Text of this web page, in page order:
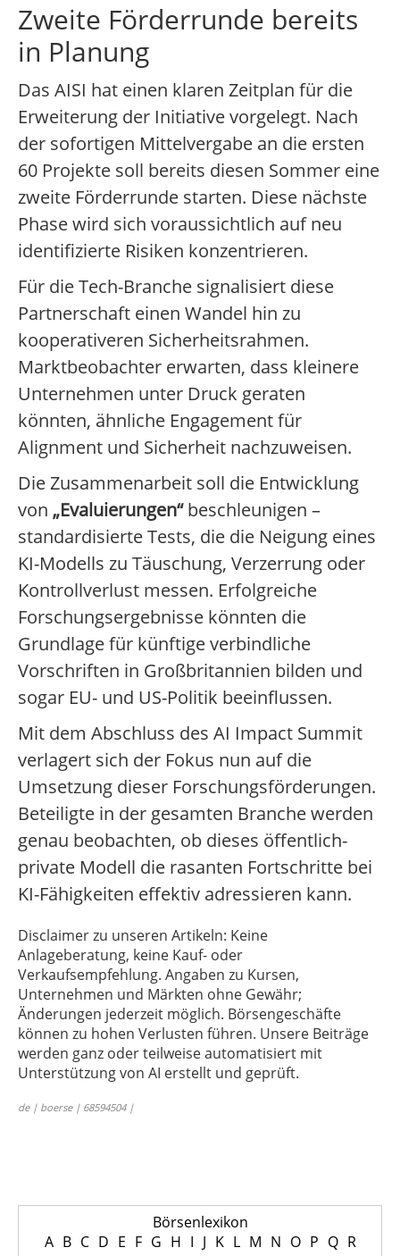
Zweite Förderrunde bereits
in Planung
Das AISI hat einen klaren Zeitplan für die
Erweiterung der Initiative vorgelegt. Nach
der sofortigen Mittelvergabe an die ersten
60 Projekte soll bereits diesen Sommer eine
zweite Förderrunde starten. Diese nächste
Phase wird sich voraussichtlich auf neu
identifizierte Risiken konzentrieren.
Für die Tech-Branche signalisiert diese
Partnerschaft einen Wandel hin zu
kooperativeren Sicherheitsrahmen.
Marktbeobachter erwarten, dass kleinere
Unternehmen unter Druck geraten
könnten, ähnliche Engagement für
Alignment und Sicherheit nachzuweisen.
Die Zusammenarbeit soll die Entwicklung
von „Evaluierungen“beschleunigen –
standardisierte Tests, die die Neigung eines
KI-Modells zu Täuschung, Verzerrung oder
Kontrollverlust messen. Erfolgreiche
Forschungsergebnisse könnten die
Grundlage für künftige verbindliche
Vorschriften in Großbritannien bilden und
sogar EU- und US-Politik beeinflussen.
Mit dem Abschluss des AI Impact Summit
verlagert sich der Fokus nun auf die
Umsetzung dieser Forschungsförderungen.
Beteiligte in der gesamten Branche werden
genau beobachten, ob dieses öffentlich-
private Modell die rasanten Fortschritte bei
KI-Fähigkeiten effektiv adressieren kann.
Disclaimer zu unseren Artikeln: Keine
Anlageberatung, keine Kauf- oder
Verkaufsempfehlung. Angaben zu Kursen,
Unternehmen und Märkten ohne Gewähr;
Änderungen jederzeit möglich. Börsengeschäfte
können zu hohen Verlusten führen. Unsere Beiträge
werden ganz oder teilweise automatisiert mit
Unterstützung von AI erstellt und geprüft.
de | boerse | 68594504 |
Börsenlexikon
A B C D E F G H I J K L M N O P Q R